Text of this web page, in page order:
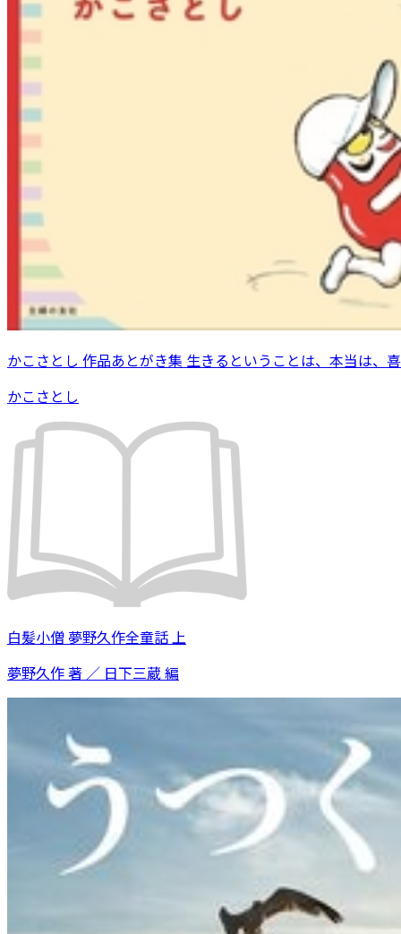
かこさとし 作品あとがき集 生きるということは、本当は、
かこさとし
白髪小僧 夢野久作全童話 上
夢野久作 著 ／ 日下三蔵 編